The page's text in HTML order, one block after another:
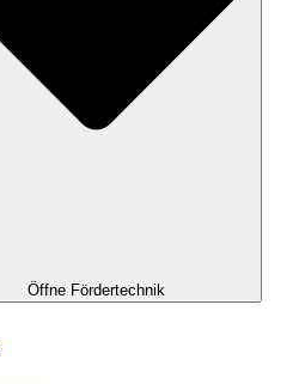
Öffne Fördertechnik